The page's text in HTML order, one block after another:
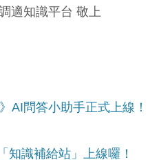
適知識平台 敬上
AI問答小助手正式上線！
知識補給站」上線囉！